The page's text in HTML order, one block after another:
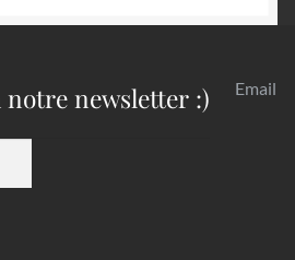
newsletter :) Email